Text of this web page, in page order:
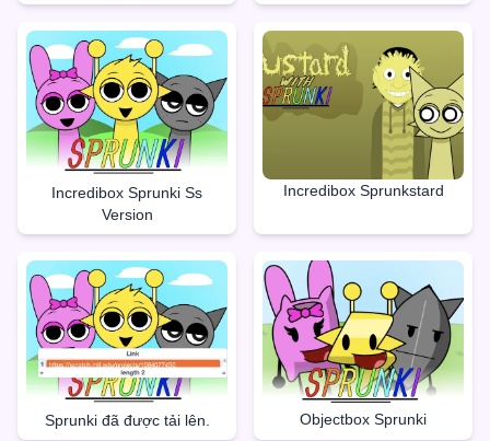
Incredibox Sprunki Ss
Version
Incredibox Sprunkstard
Sprunki đã được tải lên. Objectbox Sprunki